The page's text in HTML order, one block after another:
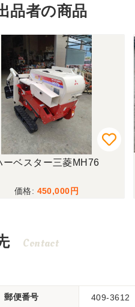
品者の商品
ーベスター三菱MH76
450,000
Contact
郵便番号 409-3612